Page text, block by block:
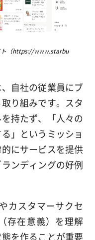
ト（https://www.starbu
、自社の従業員にブ
り組みです。スタ
持たず、「人々の
」というミッショ
にサービスを提供
ンディングの好例
カスタマーサクセ
（存在意義）を理解
を作ることが重要